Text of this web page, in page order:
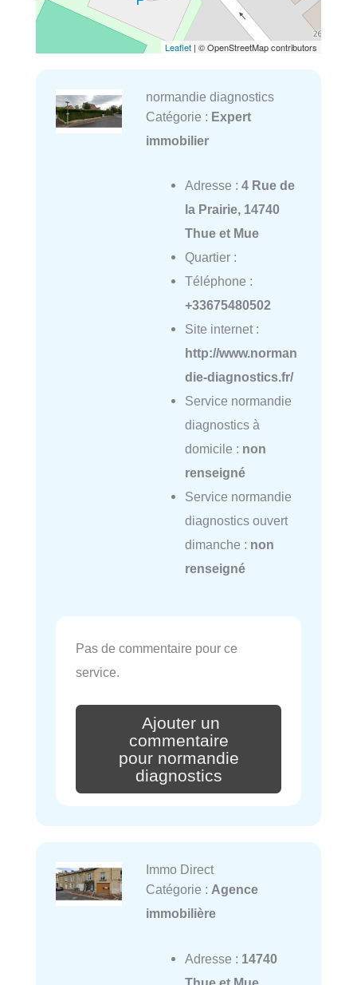
Leaflet | © OpenStreetMap contributors
normandie diagnostics
Catégorie : Expert
immobilier
Adresse : 4 Rue de
la Prairie, 14740
Thue et Mue
Quartier :
Téléphone :
+33675480502
Site internet :
http://www.norman
die-diagnostics.fr/
Service normandie
diagnostics à
domicile : non
renseigné
Service normandie
diagnostics ouvert
dimanche : non
renseigné
Pas de commentaire pour ce
service.
Ajouter un
commentaire
pour normandie
diagnostics
Immo Direct
Catégorie : Agence
immobilière
Adresse : 14740